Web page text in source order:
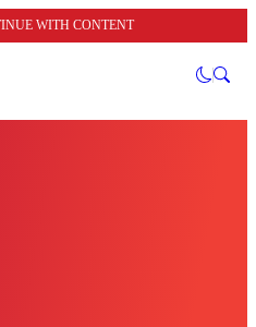
WITH CONTENT